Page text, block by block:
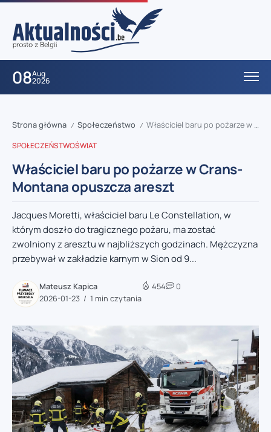
08Aug
2026
Strona główna / Społeczeństwo / Właściciel baru po pożarze w Crans-Montana opuszcza areszt
SPOŁECZEŃSTWOŚWIAT
Właściciel baru po pożarze w Crans-
Montana opuszcza areszt
Jacques Moretti, właściciel baru Le Constellation, w
którym doszło do tragicznego pożaru, ma zostać
zwolniony z aresztu w najbliższych godzinach. Mężczyzna
przebywał w zakładzie karnym w Sion od 9...
Mateusz Kapica
2026-01-23
1 min czytania
454 0